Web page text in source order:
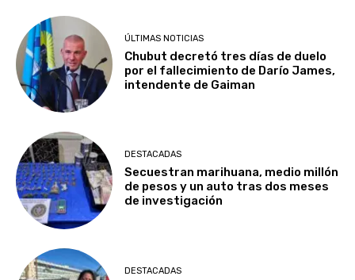
ÚLTIMAS NOTICIAS
Chubut decretó tres días de duelo
por el fallecimiento de Darío James,
intendente de Gaiman
DESTACADAS
Secuestran marihuana, medio millón
de pesos y un auto tras dos meses
de investigación
DESTACADAS